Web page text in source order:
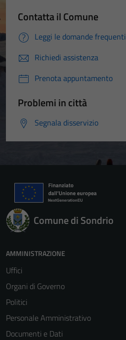
Contatta il Comune
Leggi le domande frequenti
Richiedi assistenza
Prenota appuntamento
Problemi in città
Segnala disservizio
Comune di Sondrio
AMMINISTRAZIONE
Uffici
Organi di Governo
Politici
Personale Amministrativo
Documenti e Dati